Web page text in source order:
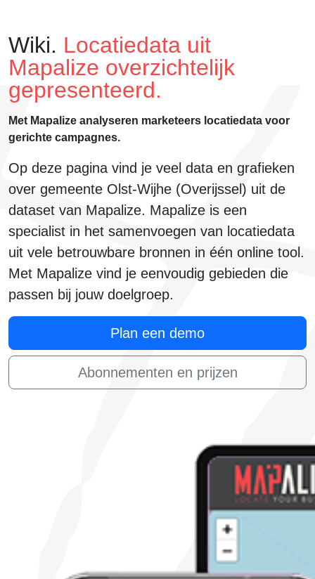
Wiki. Locatiedata uit
Mapalize overzichtelijk
gepresenteerd.
Met Mapalize analyseren marketeers locatiedata voor
gerichte campagnes.
Op deze pagina vind je veel data en grafieken
over gemeente Olst-Wijhe (Overijssel) uit de
dataset van Mapalize. Mapalize is een
specialist in het samenvoegen van locatiedata
uit vele betrouwbare bronnen in één online tool.
Met Mapalize vind je eenvoudig gebieden die
passen bij jouw doelgroep.
Plan een demo
Abonnementen en prijzen